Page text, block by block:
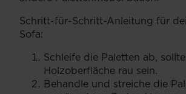
Schritt-für-Schritt-Anleitung für
Sofa:
Schleife die Paletten ab,
Holzoberfläche rau sein.
Behandle und streiche die